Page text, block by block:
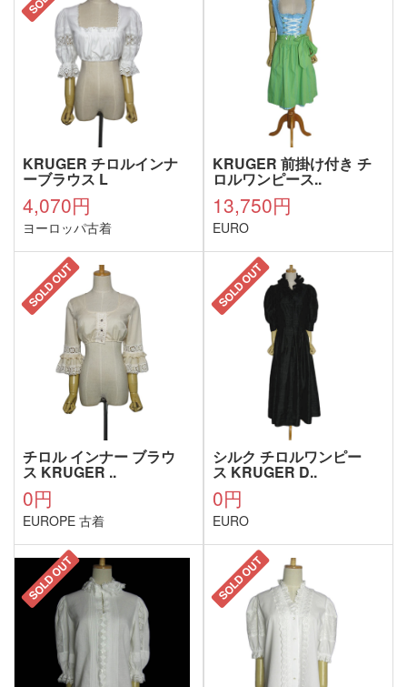
KRUGER チロルインナ
ーブラウス L
4,070円
ヨーロッパ古着
KRUGER 前掛け付き チ
ロルワンピース..
13,750円
EURO
SOLD OUT
チロル インナー ブラウ
ス KRUGER ..
0円
EUROPE 古着
SOLD OUT
シルク チロルワンピー
ス KRUGER D..
0円
EURO
SOLD OUT SOLD OUT